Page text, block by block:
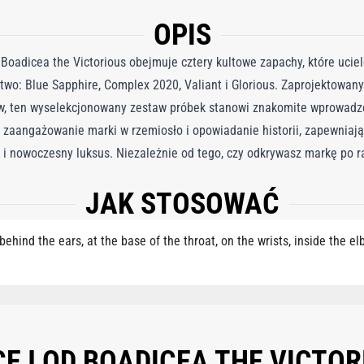
OPIS
the Victorious obejmuje cztery kultowe zapachy, które
Blue Sapphire, Complex 2020, Valiant i Glorious.
ten wyselekcjonowany zestaw próbek stanowi znakomite
marki w rzemiosło i opowiadanie historii,
nowoczesny luksus. Niezależnie od tego, czy odkrywasz markę po
wszechstronny i niezapomniany sposób na poznanie jej
o pojemności 10 ml, została zaprojektowana z myślą o
urokiem. Razem reprezentują zrównoważony wyraz
Idealny jako osobisty prezent lub luksusowy prezent, zestaw
dopasowanie. Wyrafinowany, wszechstronny i pięknie
JAK STOSOWAĆ
the ears, at the base of the throat, on the wrists, inside the